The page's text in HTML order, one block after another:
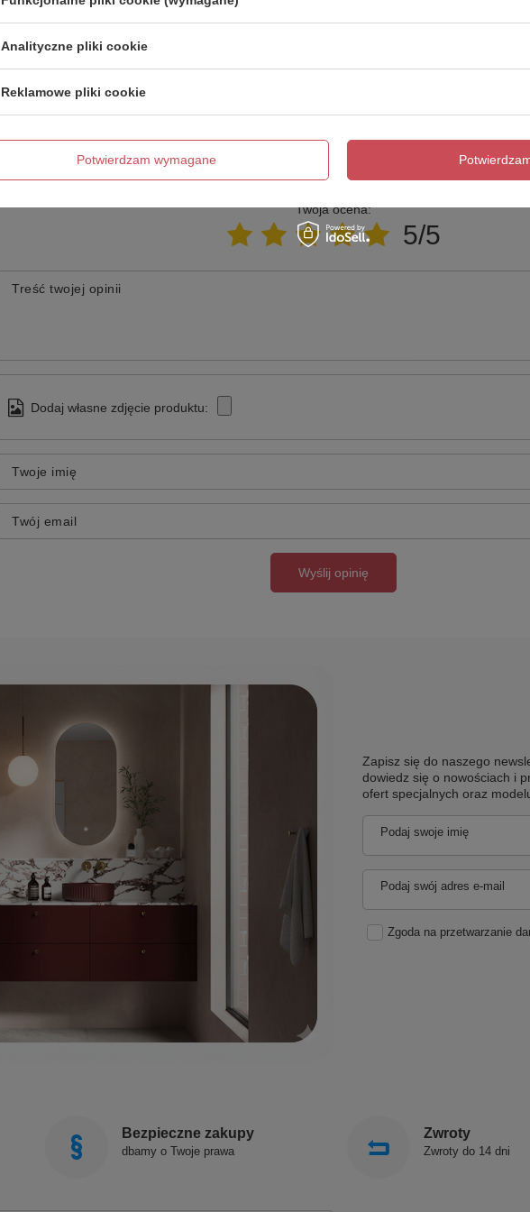
Potrzebujesz pomocy? Masz pytania?
Twoja ocena:
5/5
Treść twojej opinii
Dodaj własne zdjęcie produktu:
Twoje imię
Twój email
Wyślij opinię
Zapisz się do naszego
dowiedz się o nowościach i
ofert specjalnych oraz
Podaj swoje imię
Podaj swój adres e-mail
Zgoda na przetwarzanie
Bezpieczne zakupy
dbamy o Twoje prawa
Zwroty
Zwroty do 14 dni
Analityczne pliki cookie
Reklamowe pliki cookie
Potwierdzam wymagane